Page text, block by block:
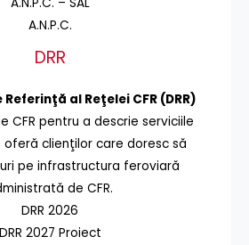
A.N.P.C. – SAL
A.N.P.C.
DRR
al Reţelei CFR (DRR)
CFR pentru a descrie serviciile
oferă clienţilor care doresc să
pe infrastructura feroviară
de CFR.
DRR 2026
DRR 2027 Proiect